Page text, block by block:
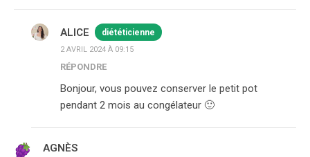
ALICE diététicienne
2 AVRIL 2024 À 09:15
RÉPONDRE
Bonjour, vous pouvez conserver le petit pot
pendant 2 mois au congélateur 🙂
AGNÈS